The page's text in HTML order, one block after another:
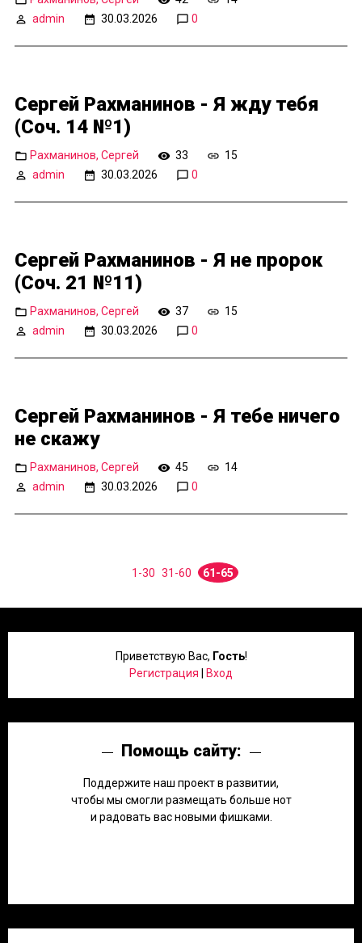
admin
30.03.2026 0
Сергей Рахманинов - Я жду тебя
(Соч. 14 №1)
Рахманинов, Сергей 33
15
admin
30.03.2026 0
Сергей Рахманинов - Я не пророк
(Соч. 21 №11)
Рахманинов, Сергей 37
15
admin
30.03.2026 0
Сергей Рахманинов - Я тебе ничего
не скажу
Рахманинов, Сергей 45
14
admin
30.03.2026 0
1-30 31-60 61-65
Приветствую Вас, Гость!
Регистрация
Вход
Помощь сайту:
Поддержите наш проект в развитии,
чтобы мы смогли размещать больше нот
и радовать вас новыми фишками.